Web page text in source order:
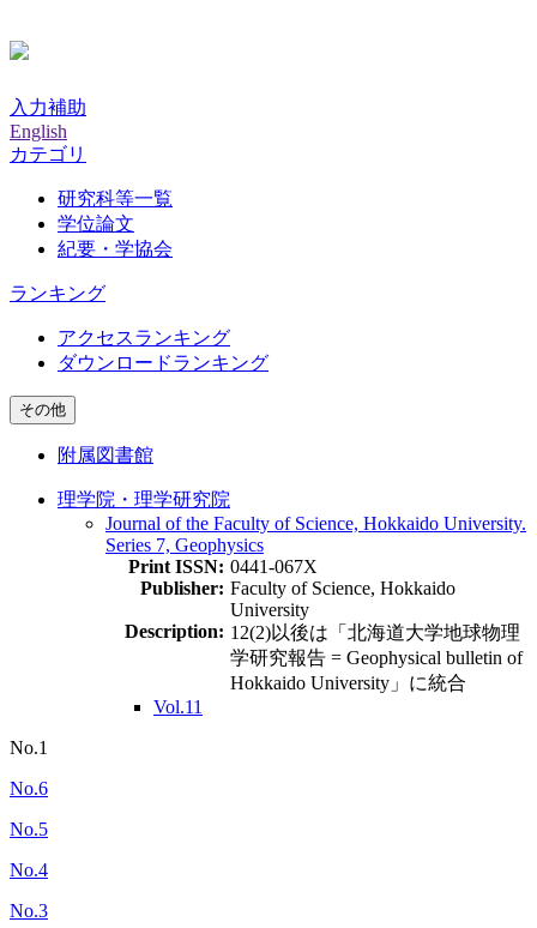
入力補助
English
カテゴリ
研究科等一覧
学位論文
紀要・学協会
ランキング
アクセスランキング
ダウンロードランキング
その他
附属図書館
理学院・理学研究院
Journal of the Faculty of Science, Hokkaido University.
Series 7, Geophysics
Print ISSN: 0441-067X
Publisher: Faculty of Science, Hokkaido
University
Description: 12(2)以後は「北海道大学地球物理
学研究報告 = Geophysical bulletin of
Hokkaido University」に統合
Vol.11
No.1
No.6
No.5
No.4
No.3